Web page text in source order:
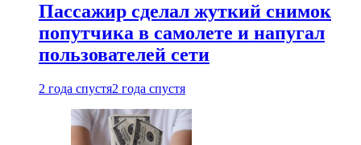
Пассажир сделал жуткий снимок
попутчика в самолете и напугал
пользователей сети
2 года спустя2 года спустя